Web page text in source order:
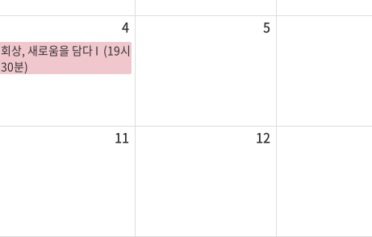
4
회상, 새로움을 담다 I (19시
30분)
5
11 12